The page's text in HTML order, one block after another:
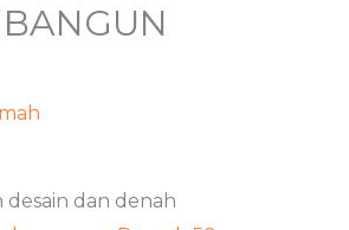
desain dan denah